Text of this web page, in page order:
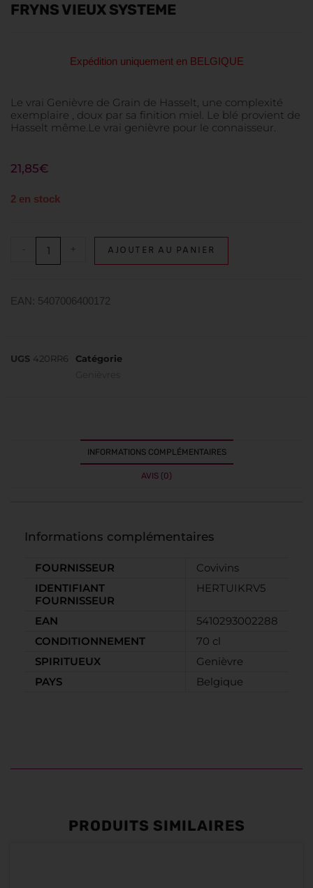
FRYNS VIEUX SYSTEME
Expédition uniquement en BELGIQUE
Le vrai Genièvre de Grain de Hasselt, une complexité
exemplaire , doux par sa finition miel. Le blé provient de
Hasselt même.Le vrai genièvre pour le connaisseur.
21,85€
2 en stock
- + AJOUTER AU PANIER
EAN: 5407006400172
UGS 420RR6
Catégorie
INFORMATIONS COMPLÉMENTAIRES
AVIS (0)
Informations complémentaires
FOURNISSEUR
Covivins
IDENTIFIANT
FOURNISSEUR
HERTUIKRV5
EAN
5410293002288
CONDITIONNEMENT
70 cl
SPIRITUEUX
Genièvre
PAYS
Belgique
PRODUITS SIMILAIRES